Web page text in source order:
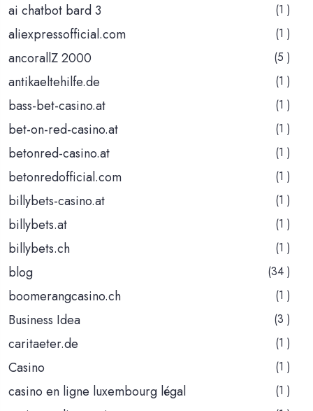
ai chatbot bard 3 (1 )
aliexpressofficial.com (1 )
ancorallZ 2000 (5 )
antikaeltehilfe.de (1 )
bass-bet-casino.at (1 )
bet-on-red-casino.at (1 )
betonred-casino.at (1 )
betonredofficial.com (1 )
billybets-casino.at (1 )
billybets.at (1 )
billybets.ch (1 )
blog (34 )
boomerangcasino.ch (1 )
Business Idea (3 )
caritaeter.de (1 )
Casino (1 )
casino en ligne luxembourg légal (1 )